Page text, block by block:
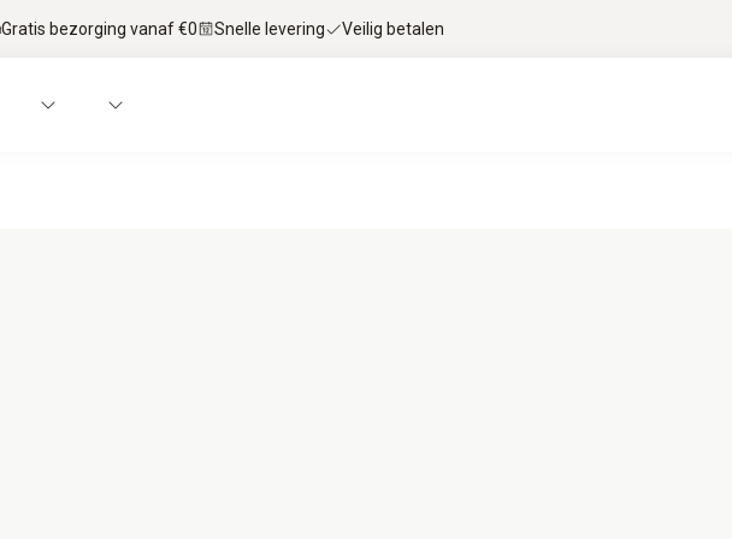
Gratis bezorging vanaf €0 Snelle levering Veilig betalen